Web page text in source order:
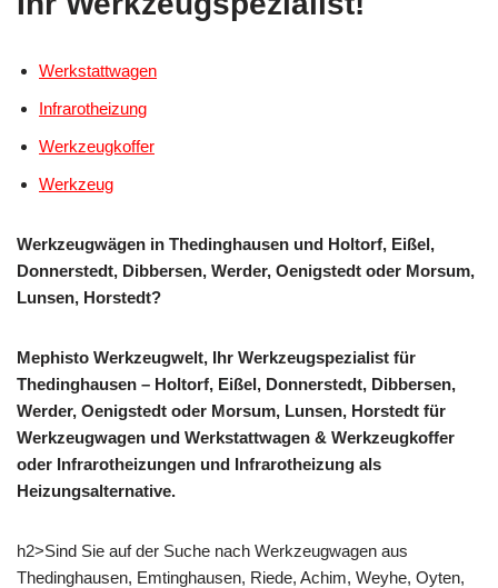
Werkstattwagen
Infrarotheizung
Werkzeugkoffer
Werkzeug
Werkzeugwägen in Thedinghausen und Holtorf, Eißel,
Donnerstedt, Dibbersen, Werder, Oenigstedt oder Morsum,
Lunsen, Horstedt?
Mephisto Werkzeugwelt, Ihr Werkzeugspezialist für
Thedinghausen – Holtorf, Eißel, Donnerstedt, Dibbersen,
Werder, Oenigstedt oder Morsum, Lunsen, Horstedt für
Werkzeugwagen und Werkstattwagen & Werkzeugkoffer
oder Infrarotheizungen und Infrarotheizung als
Heizungsalternative.
h2>Sind Sie auf der Suche nach Werkzeugwagen aus
Thedinghausen, Emtinghausen, Riede, Achim, Weyhe, Oyten,